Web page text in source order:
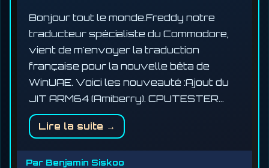
Bonjour tout le monde.Freddy notre
traducteur spécialiste du Commodore,
vient de m'envoyer la traduction
française pour la nouvelle bêta de
WinUAE. Voici les nouveauté :Ajout du
JIT ARM64 (Amiberry). CPUTESTER…
Lire la suite →
Par Benjamin Siskoo